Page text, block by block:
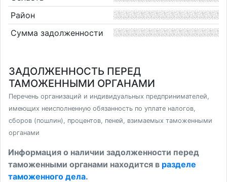
Район
Сумма задолженности
ЗАДОЛЖЕННОСТЬ ПЕРЕД
ТАМОЖЕННЫМИ ОРГАНАМИ
Перечень организаций и индивидуальных предпринимателей,
имеющих неисполненную обязанность по уплате налогов,
сборов (пошлин), процентов, пеней, взимаемых таможенными
органами
Информация о наличии задолженности перед
таможенными органами находится в разделе
таможенного дела.